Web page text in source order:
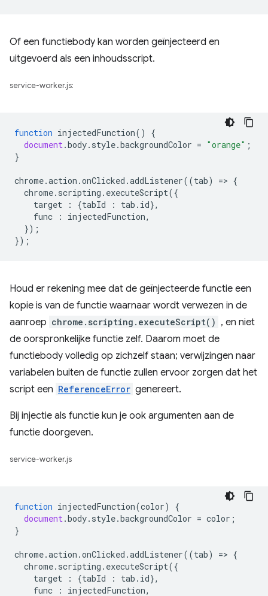
Of een functiebody kan worden geïnjecteerd en
uitgevoerd als een inhoudsscript.
service-worker.js:
function injectedFunction()
{
document.body. style.backgroundColor = "orange" ;
}
chrome.action .onClicked .addListener((tab) => {
chrome. scripting . executeScript({
target
: {tabId : tab . id},
func
: injectedFunction,
});
});
Houd er rekening mee dat de geïnjecteerde functie een
kopie is van de functie waarnaar wordt verwezen in de
aanroep chrome.scripting.executeScript() , en niet
de oorspronkelijke functie zelf. Daarom moet de
functiebody volledig op zichzelf staan; verwijzingen naar
variabelen buiten de functie zullen ervoor zorgen dat het
script een ReferenceError genereert.
Bij injectie als functie kun je ook argumenten aan de
functie doorgeven.
service-worker.js
function injectedFunction(color)
{
document.body. style.backgroundColor = color ;
}
chrome.action .onClicked .addListener((tab) => {
chrome. scripting . executeScript({
target
: {tabId : tab . id},
func
: injectedFunction,